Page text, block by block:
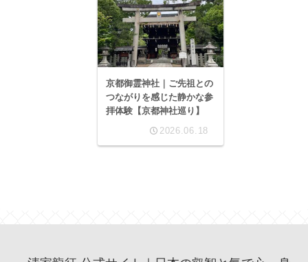
京都御霊神社｜ご先祖との
つながりを感じた静かな参
拝体験【京都神社巡り】
2026.06.18